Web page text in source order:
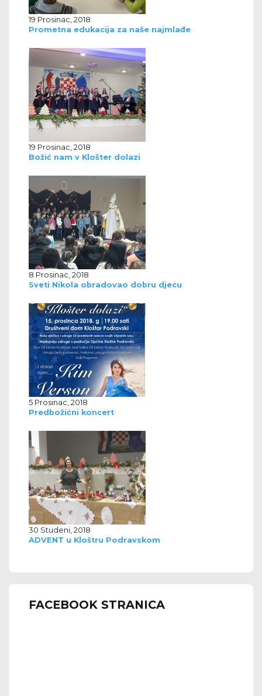
19 Prosinac, 2018
Prometna edukacija za naše najmlađe
19 Prosinac, 2018
Božić nam v Klošter dolazi
8 Prosinac, 2018
Sveti Nikola obradovao dobru djecu
5 Prosinac, 2018
Predbožićni koncert
30 Studeni, 2018
ADVENT u Kloštru Podravskom
FACEBOOK STRANICA